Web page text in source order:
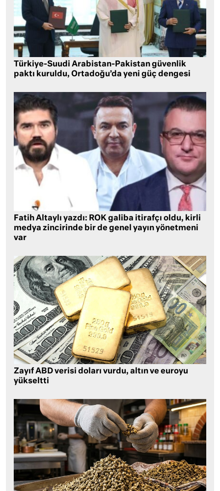
Türkiye-Suudi Arabistan-Pakistan güvenlik
paktı kuruldu, Ortadoğu’da yeni güç dengesi
Fatih Altaylı yazdı: ROK galiba itirafçı oldu, kirli
medya zincirinde bir de genel yayın yönetmeni
var
Zayıf ABD verisi doları vurdu, altın ve euroyu
yükseltti